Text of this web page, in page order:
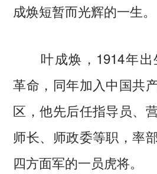
成焕短暂而光辉的一生。
叶成焕，1914年出
革命，同年加入中国共
区，他先后任指导员、
师长、师政委等职，率
四方面军的一员虎将。